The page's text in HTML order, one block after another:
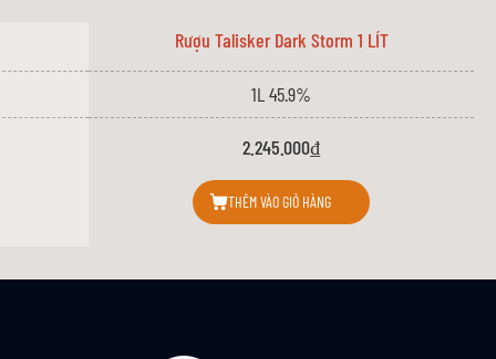
Được thành lập vào năm 1823, Auchentoshan đã trải qua
thưởng thức.
Rượu Talisker Dark Storm 1 LÍT
1L 45.9%
2.245.000₫
THÊM VÀO GIỎ HÀNG